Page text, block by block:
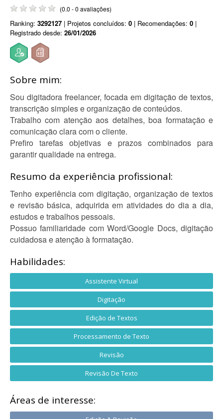
(0.0 - 0 avaliações)
Ranking: 3292127 | Projetos concluídos: 0 | Recomendações: 0 |
Registrado desde: 26/01/2026
Sobre mim:
Sou digitadora freelancer, focada em digitação de textos,
transcrição simples e organização de conteúdos.
Trabalho com atenção aos detalhes, boa formatação e
comunicação clara com o cliente.
Prefiro tarefas objetivas e prazos combinados para
garantir qualidade na entrega.
Resumo da experiência profissional:
Tenho experiência com digitação, organização de textos
e revisão básica, adquirida em atividades do dia a dia,
estudos e trabalhos pessoais.
Possuo familiaridade com Word/Google Docs, digitação
cuidadosa e atenção à formatação.
Habilidades:
Assistente Virtual
Digitação
Edição de Textos
Processamento de Texto
Revisão
Revisão De Texto
Áreas de interesse: